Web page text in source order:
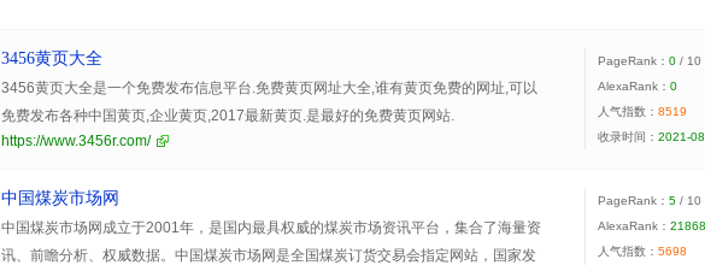
3456黄页大全
3456黄页大全是一个免费发布信息平台.免费黄页网址大全,谁有黄页免费的网址,可以
免费发布各种中国黄页,企业黄页,2017最新黄页.是最好的免费黄页网站.
https://www.3456r.com/
PageRank： 0 / 10
AlexaRank： 0
人气指数： 8519
收录时间： 2021-
中国煤炭市场网
中国煤炭市场网成立于2001年，是国内最具权威的煤炭市场资讯平台，集合了海量资
讯、前瞻分析、权威数据。中国煤炭市场网是全国煤炭订货交易会指定网站，国家发
PageRank： 5 / 10
AlexaRank：
人气指数： 5698